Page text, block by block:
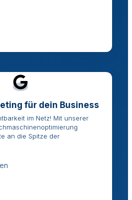
für dein Business
im Netz! Mit unserer
an die Spitze der